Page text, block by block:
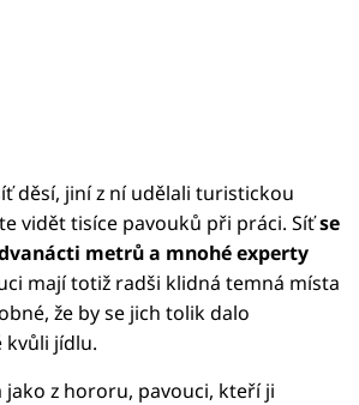
děsí, jiní z ní udělali turistickou
vidět tisíce pavouků při práci. Síťse
metrů a mnohé experty
mají totiž radši klidná temná místa
že by se jich tolik dalo
jídlu.
jako z hororu, pavouci, kteří ji